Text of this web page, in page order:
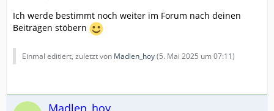
Ich werde bestimmt noch weiter im Forum nach deinen
Beiträgen stöbern
Einmal editiert, zuletzt von Madlen_hoy(5. Mai 2025 um 07:11)
Madlen_hoy